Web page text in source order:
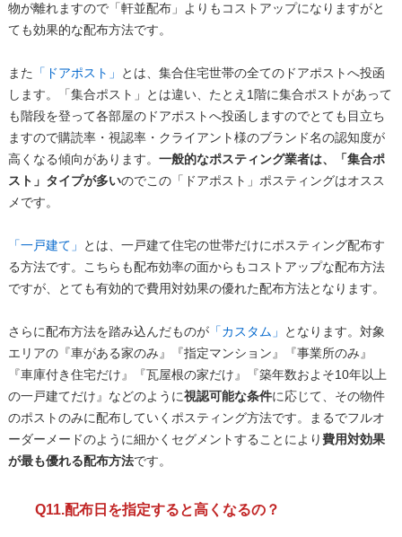
物が離れますので「軒並配布」よりもコストアップになりますがと
ても効果的な配布方法です。
また 「ドアポスト」
とは、集合住宅世帯の全てのドアポストへ投函
します。「集合ポスト」とは違い、たとえ1階に集合ポストがあって
も階段を登って各部屋のドアポストへ投函しますのでとても目立ち
ますので購読率・視認率・クライアント様のブランド名の認知度が
高くなる傾向があります。 一般的なポスティング業者は、「集合ポ
スト」タイプが多いのでこの「ドアポスト」ポスティングはオスス
メです。
「一戸建て」
とは、一戸建て住宅の世帯だけにポスティング配布す
る方法です。こちらも配布効率の面からもコストアップな配布方法
ですが、とても有効的で費用対効果の優れた配布方法となります。
さらに配布方法を踏み込んだものが「カスタム」
となります。対象
エリアの『車がある家のみ』『指定マンション』『事業所のみ』
『車庫付き住宅だけ』『瓦屋根の家だけ』『築年数およそ10年以上
の一戸建てだけ』などのように視認可能な条件に応じて、その物件
のポストのみに配布していくポスティング方法です。まるでフルオ
ーダーメードのように細かくセグメントすることにより費用対効果
が最も優れる配布方法です。
Q11.配布日を指定すると高くなるの？